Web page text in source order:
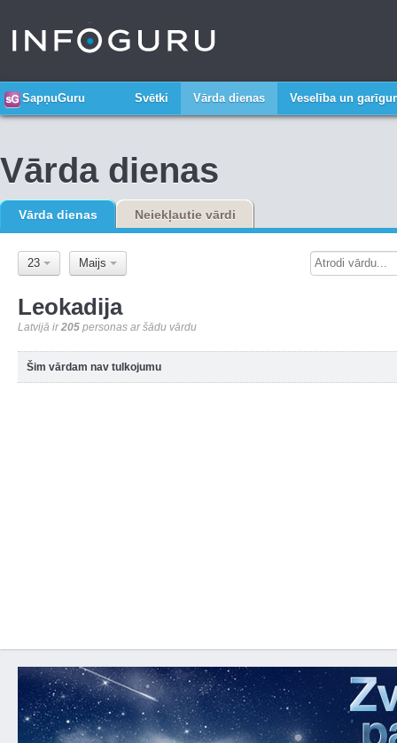
SapņuGuru Svētki Vārda dienas Veselība un
Vārda dienas
Vārda dienas Neiekļautie vārdi
23 Maijs
Leokadija
Latvijā ir205 personas ar šādu vārdu
Šim vārdam nav tulkojumu